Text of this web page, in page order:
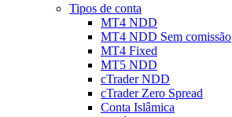
Tipos de conta
MT4 NDD
MT4 NDD Sem comissão
MT4 Fixed
MT5 NDD
cTrader NDD
cTrader Zero Spread
Conta Islâmica